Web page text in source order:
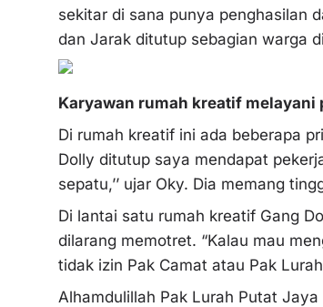
sekitar di sana punya penghasilan
dan Jarak ditutup sebagian warga
Karyawan rumah kreatif melayani
Di rumah kreatif ini ada beberapa
Dolly ditutup saya mendapat
sepatu,’’ ujar Oky. Dia memang
Di lantai satu rumah kreatif Gang
dilarang memotret. “Kalau mau
tidak izin Pak Camat atau Pak
Alhamdulillah Pak Lurah Putat